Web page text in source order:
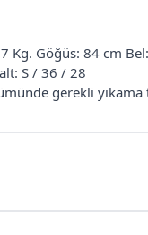
Göğüs: 84 cm
S / 36 / 28
gerekli